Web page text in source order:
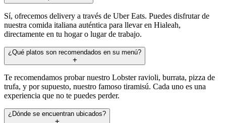
Sí, ofrecemos delivery a través de Uber Eats. Puedes disfrutar de
nuestra comida italiana auténtica para llevar en Hialeah,
directamente en tu hogar o lugar de trabajo.
¿Qué platos son recomendados en su menú?
Te recomendamos probar nuestro Lobster ravioli, burrata, pizza de
trufa, y por supuesto, nuestro famoso tiramisú. Cada uno es una
experiencia que no te puedes perder.
¿Dónde se encuentran ubicados?